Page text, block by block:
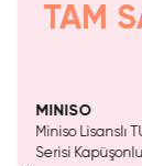
TAM
MINISO
Miniso Lisanslı
Serisi